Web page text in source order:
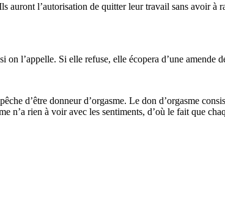
auront l’autorisation de quitter leur travail sans avoir à
l’appelle. Si elle refuse, elle écopera d’une amende
d’être donneur d’orgasme. Le don d’orgasme
rien à voir avec les sentiments, d’où le fait que